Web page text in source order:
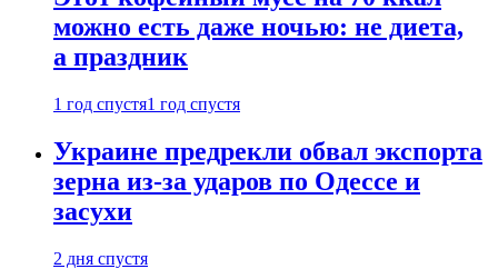
можно есть даже ночью: не диета,
а праздник
1 год спустя1 год спустя
Украине предрекли обвал экспорта
зерна из-за ударов по Одессе и
засухи
2 дня спустя